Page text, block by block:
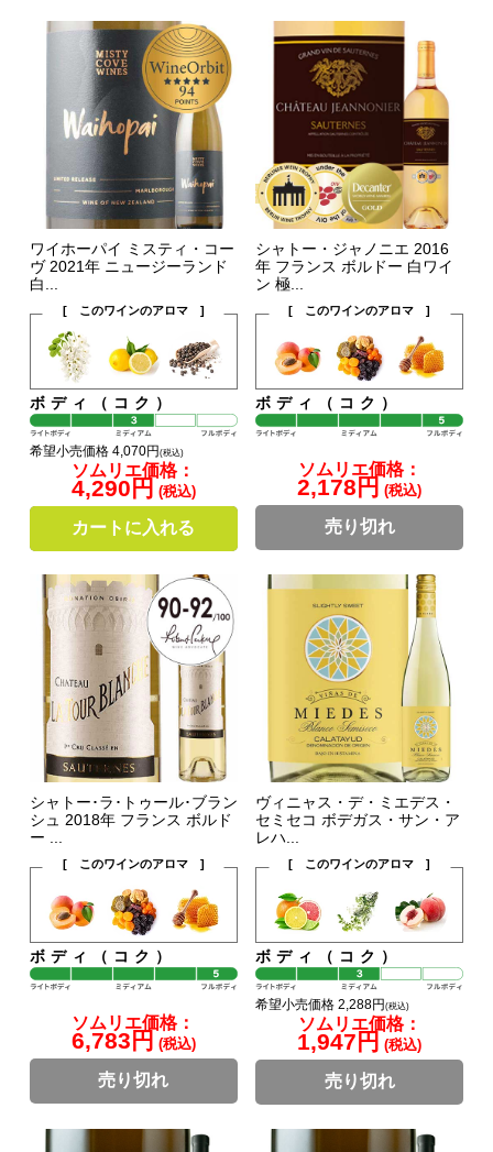
ワイホーパイ ミスティ・コー
ヴ 2021年 ニュージーランド
白...
[ このワインのアロマ ]
ボディ（コク）
希望小売価格 4,070円(税込)
ソムリエ価格：
4,290円 (税込)
カートに入れる
シャトー・ジャノニエ 2016
年 フランス ボルドー 白ワイ
ン 極...
[ このワインのアロマ ]
ボディ（コク）
ソムリエ価格：
2,178円 (税込)
売り切れ
シャトー･ラ･トゥール･ブラン
シュ 2018年 フランス ボルド
ー ...
[ このワインのアロマ ]
ボディ（コク）
ソムリエ価格：
6,783円 (税込)
売り切れ
ヴィニャス・デ・ミエデス・
セミセコ ボデガス・サン・ア
レハ...
[ このワインのアロマ ]
ボディ（コク）
希望小売価格 2,288円(税込)
ソムリエ価格：
1,947円 (税込)
売り切れ